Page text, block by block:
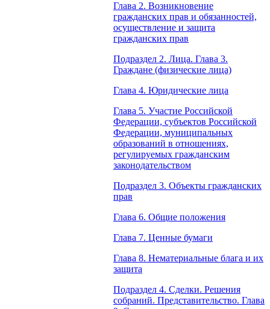
Глава 2. Возникновение
гражданских прав и обязанностей,
осуществление и защита
гражданских прав
Подраздел 2. Лица. Глава 3.
Граждане (физические лица)
Глава 4. Юридические лица
Глава 5. Участие Российской
Федерации, субъектов Российской
Федерации, муниципальных
образований в отношениях,
регулируемых гражданским
законодательством
Подраздел 3. Объекты гражданских
прав
Глава 6. Общие положения
Глава 7. Ценные бумаги
Глава 8. Нематериальные блага и их
защита
Подраздел 4. Сделки. Решения
собраний. Представительство. Глава